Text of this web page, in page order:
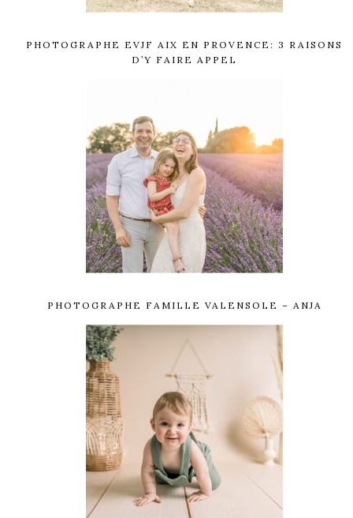
PHOTOGRAPHE EVJF AIX EN PROVENCE: 3 RAISONS
D’Y FAIRE APPEL
PHOTOGRAPHE FAMILLE VALENSOLE – ANJA